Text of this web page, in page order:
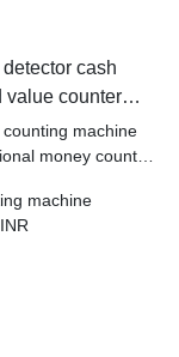
cash
value counter
Money counter
machine
money counter
excellent